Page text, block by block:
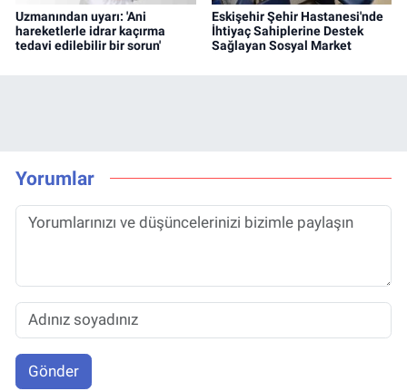
Uzmanından uyarı: 'Ani
hareketlerle idrar kaçırma
tedavi edilebilir bir sorun'
Eskişehir Şehir Hastanesi'nde
İhtiyaç Sahiplerine Destek
Sağlayan Sosyal Market
Yorumlar
Gönder